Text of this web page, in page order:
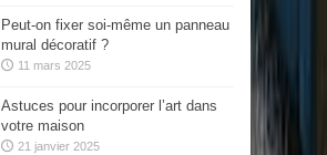
Peut-on fixer soi-même un panneau
mural décoratif ?
11 mars 2025
Astuces pour incorporer l’art dans
votre maison
21 janvier 2025